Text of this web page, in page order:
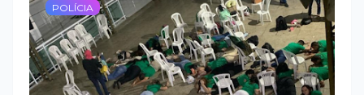
POLÍCIA